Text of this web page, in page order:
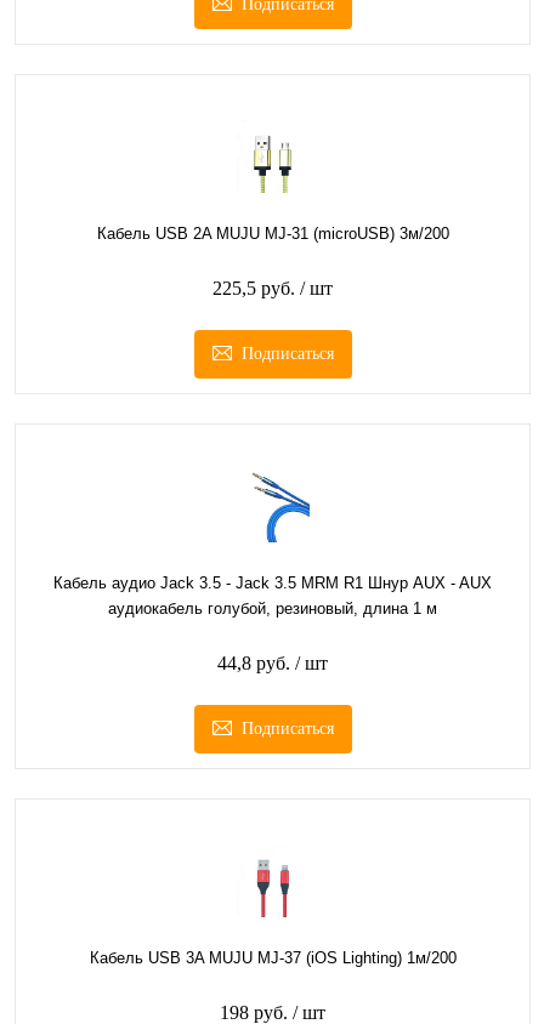
Подписаться
Кабель USB 2A MUJU MJ-31 (microUSB) 3м/200
225,5 руб. / шт
Подписаться
Кабель аудио Jack 3.5 - Jack 3.5 MRM R1 Шнур AUX - AUX
аудиокабель голубой, резиновый, длина 1 м
44,8 руб. / шт
Подписаться
Кабель USB 3A MUJU MJ-37 (iOS Lighting) 1м/200
198 руб. / шт